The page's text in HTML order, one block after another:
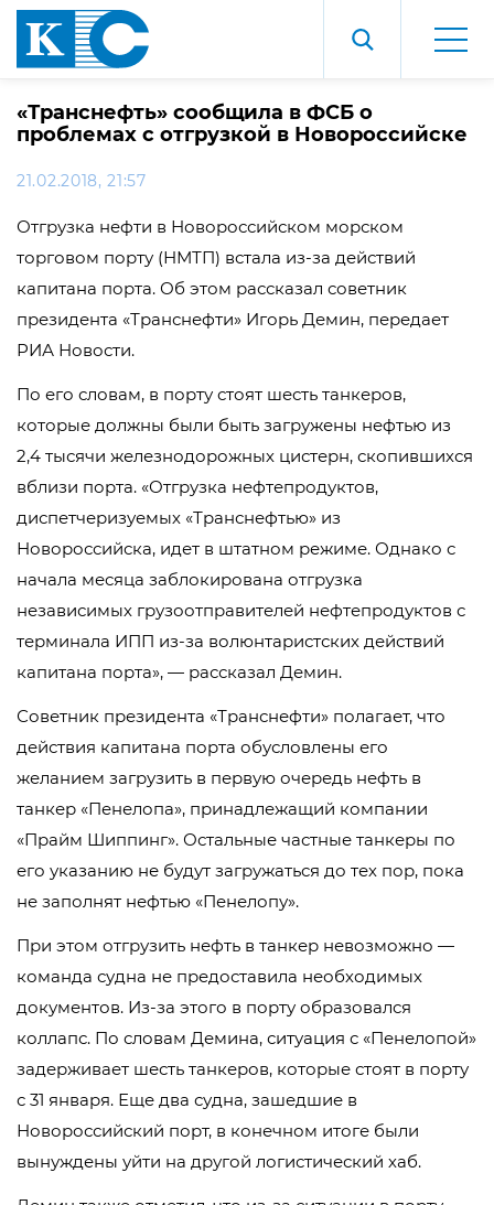
«Транснефть» сообщила в ФСБ о
проблемах с отгрузкой в Новороссийске
21.02.2018, 21:57
Отгрузка нефти в Новороссийском морском
торговом порту (НМТП) встала из-за действий
капитана порта. Об этом рассказал советник
президента «Транснефти» Игорь Демин, передает
РИА Новости.
По его словам, в порту стоят шесть танкеров,
которые должны были быть загружены нефтью из
2,4 тысячи железнодорожных цистерн, скопившихся
вблизи порта. «Отгрузка нефтепродуктов,
диспетчеризуемых «Транснефтью» из
Новороссийска, идет в штатном режиме. Однако с
начала месяца заблокирована отгрузка
независимых грузоотправителей нефтепродуктов с
терминала ИПП из-за волюнтаристских действий
капитана порта», — рассказал Демин.
Советник президента «Транснефти» полагает, что
действия капитана порта обусловлены его
желанием загрузить в первую очередь нефть в
танкер «Пенелопа», принадлежащий компании
«Прайм Шиппинг». Остальные частные танкеры по
его указанию не будут загружаться до тех пор, пока
не заполнят нефтью «Пенелопу».
При этом отгрузить нефть в танкер невозможно —
команда судна не предоставила необходимых
документов. Из-за этого в порту образовался
коллапс. По словам Демина, ситуация с «Пенелопой»
задерживает шесть танкеров, которые стоят в порту
с 31 января. Еще два судна, зашедшие в
Новороссийский порт, в конечном итоге были
вынуждены уйти на другой логистический хаб.